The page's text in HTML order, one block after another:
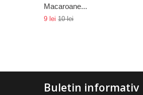
Macaroane...
9 lei 10 lei
Buletin informativ